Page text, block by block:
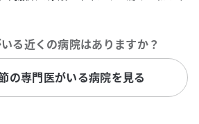
る近くの病院はありますか？
の専門医がいる病院を見る